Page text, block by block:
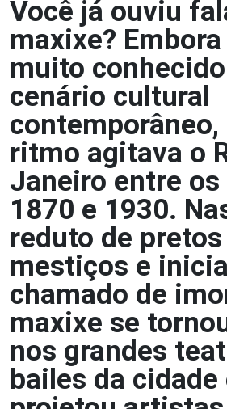
Você já ouviu
maxixe?
muito
cenário cultural
contemporâneo,
ritmo agitava o
Janeiro entre os
1870 e 1930.
reduto de pretos
mestiços e
chamado de
maxixe se
nos grandes
bailes da cidade